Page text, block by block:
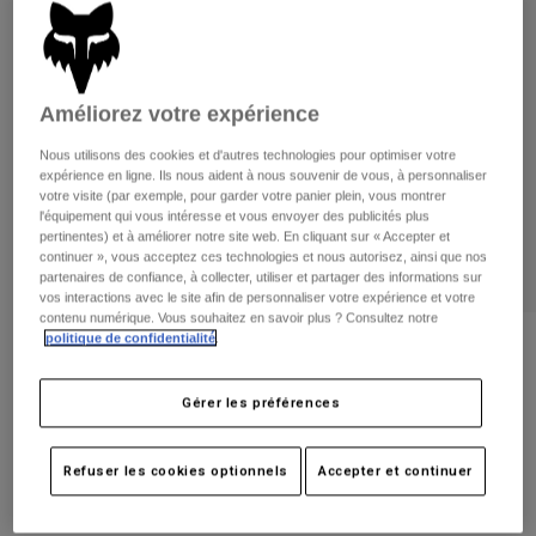
Pantalons
Shorts
Vestes
Gants
Protections
Masques
Chaussettes
Pantalons
Vestes
Protections
Masques
Chaussettes
Sacs et accessoires
Pièces de rechange
Chemises
Voir tout
Femme
T-shirts et tops
Sweats et Pulls
Vestes
Pantalons
Chemises
Protections
Masques
Chaussettes
Moto
Casques
Maillots
Gants
Avis
Gants Dirtpaw
Article n°25796-176-2X
Price reduced from
39,99 €to27,99 €
Améliorez votre expérience
Nous utilisons des cookies et d'autres technologies pour optimiser votre
expérience en ligne. Ils nous aident à nous souvenir de vous, à personnaliser
votre visite (par exemple, pour garder votre panier plein, vous montrer
l'équipement qui vous intéresse et vous envoyer des publicités plus
pertinentes) et à améliorer notre site web. En cliquant sur « Accepter et
continuer », vous acceptez ces technologies et nous autorisez, ainsi que nos
partenaires de confiance, à collecter, utiliser et partager des informations sur
vos interactions avec le site afin de personnaliser votre expérience et votre
contenu numérique. Vous souhaitez en savoir plus ? Consultez notre
politique de confidentialité.
Gérer les préférences
Refuser les cookies optionnels Accepter et continuer